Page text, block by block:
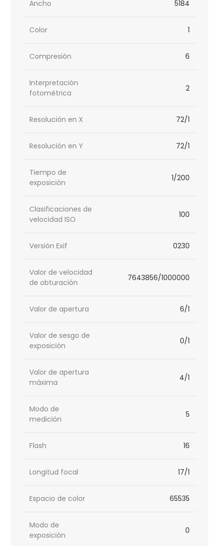
Ancho 5184
Color 1
Compresión 6
Interpretación
fotométrica
2
Resolución en X 72/1
Resolución en Y 72/1
Tiempo de
exposición
1/200
Clasificaciones de
velocidad ISO
100
Versión Exif 0230
Valor de velocidad
de obturación
7643856/1000000
Valor de apertura 6/1
Valor de sesgo de
exposición
0/1
Valor de apertura
máxima
4/1
Modo de
medición
5
Flash 16
Longitud focal 17/1
Espacio de color 65535
Modo de
exposición
0